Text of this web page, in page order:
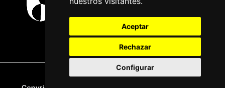
Aceptar
Rechazar
Configurar
Nota legal|Política de privacidade